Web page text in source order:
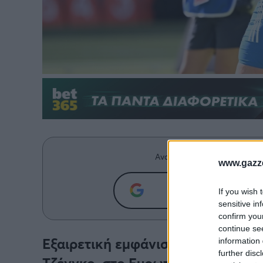
If you wish
sensitive
confirm
continue
information
further
Ανακαλύψτε περισσότερα
Προσθήκη του
Εξαιρετική εμφάνιση έκανε η